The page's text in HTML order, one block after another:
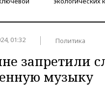
01:32 Политика
запретили
музыку